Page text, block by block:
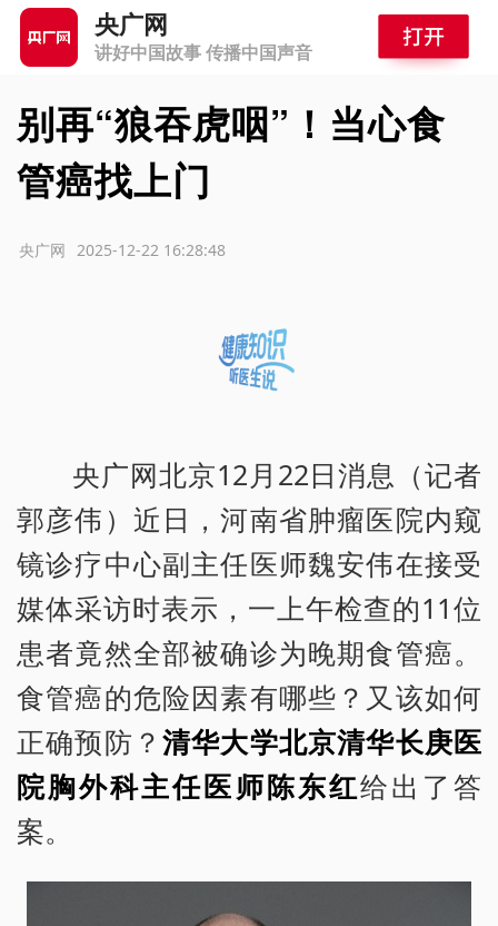
央广网
讲好中国故事 传播中国声音
别再“狼吞虎咽”！当心食
管癌找上门
2025-12-22 16:28:48
央广网
央广网北京12月22日消息（记者
郭彦伟）近日，河南省肿瘤医院内窥
镜诊疗中心副主任医师魏安伟在接受
媒体采访时表示，一上午检查的11位
患者竟然全部被确诊为晚期食管癌。
食管癌的危险因素有哪些？又该如何
正确预防？ 清华大学北京清华长庚医
院胸外科主任医师陈东红给出了答
案。